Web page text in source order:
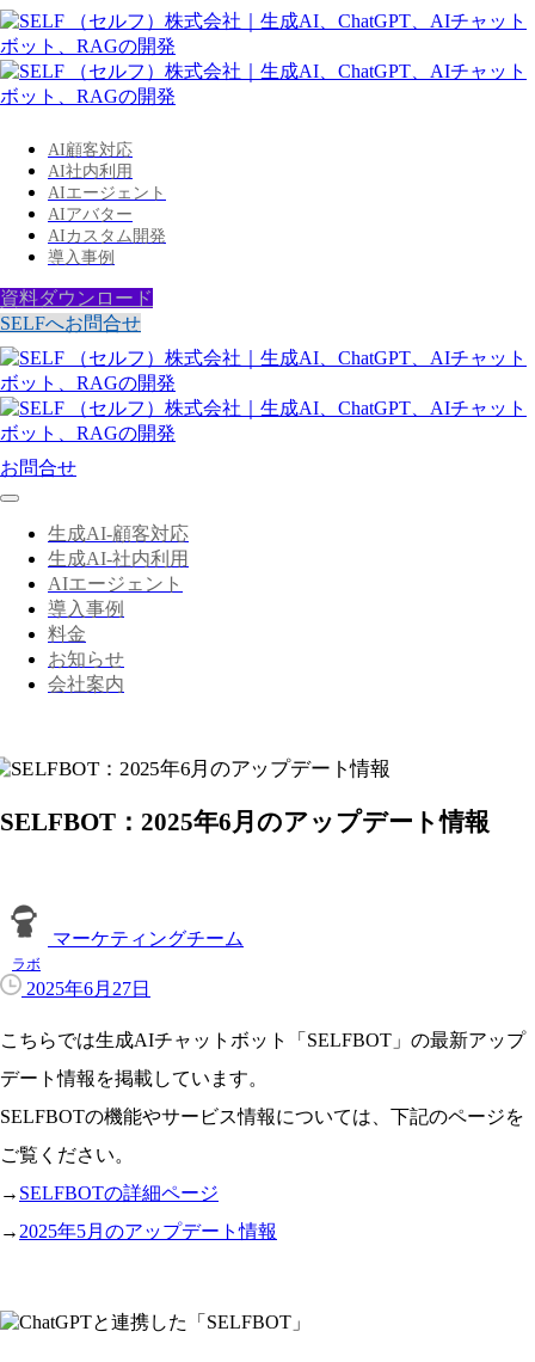
AI顧客対応
AI社内利用
AIエージェント
AIアバター
AIカスタム開発
導入事例
資料ダウンロード
SELFへお問合せ
お問合せ
生成AI-顧客対応
生成AI-社内利用
AIエージェント
導入事例
料金
お知らせ
会社案内
SELFBOT：2025年6月のアップデート情報
マーケティングチーム
ラボ
2025年6月27日
こちらでは生成AIチャットボット「SELFBOT」の最新アップ
デート情報を掲載しています。
SELFBOTの機能やサービス情報については、下記のページを
ご覧ください。
→ SELFBOTの詳細ページ
→ 2025年5月のアップデート情報